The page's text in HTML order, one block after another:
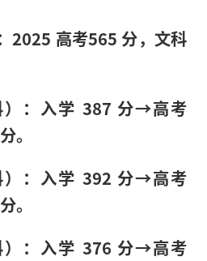
2025 高考565 分，文科
）：入学 387 分→高考
。
）：入学 392 分→高考
。
）：入学 376 分→高考